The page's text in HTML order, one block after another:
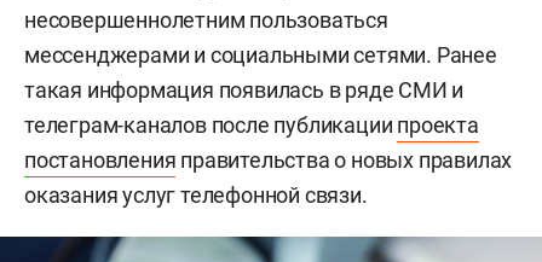
несовершеннолетним пользоваться
мессенджерами и социальными сетями. Ранее
такая информация появилась в ряде СМИ и
телеграм-каналов после публикации проекта
постановления правительства о новых правилах
оказания услуг телефонной связи.